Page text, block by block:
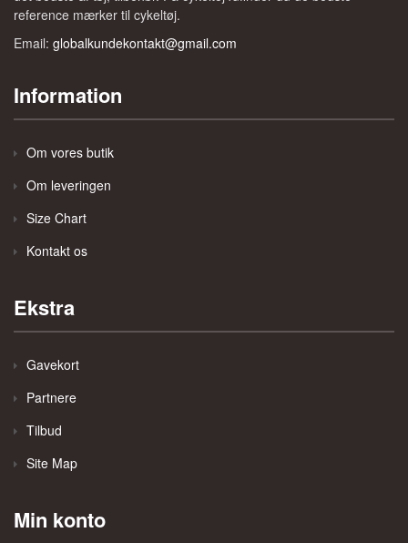
reference mærker til cykeltøj.
Email: globalkundekontakt@gmail.com
Information
Om vores butik
Om leveringen
Size Chart
Kontakt os
Ekstra
Gavekort
Partnere
Tilbud
Site Map
Min konto